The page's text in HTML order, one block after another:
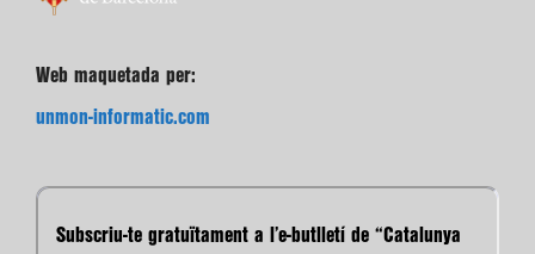
Web maquetada per:
unmon-informatic.com
Subscriu-te gratuïtament a l’e-butlletí de “Catalunya